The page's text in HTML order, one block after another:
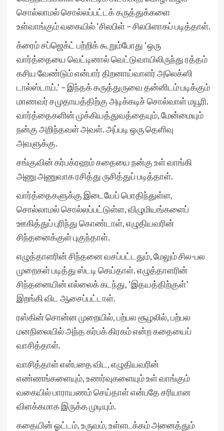
சொல்லாமல் சொல்லப்பட்டக் கருத்துக்களை
உள்வாங்கும் வகையில் ‘சிலபிள் – சிலபிளாகப் படித்தாள்.
க்ரைம் சப்ஜெக்ட் பற்றிக் கூறும்போது ‘ஒரு
வார்த்தையை வெட்டினால் வெட்டுவாயிலிருந்து ரத்தம்
கசிய வேண்டும் என்பார் திறனாய்வாளர் அலெக்ஸி
டால்ஸ்டாய்.’ – இந்தக் கருத்துருவை தன்னிடம் படிக்கும்
மாணவர் சமுதாயத்திற்கு அடிக்கடிச் சொல்வாள் மயூரி.
வார்த்தைகளின் முக்கியத்துவத்தையும், மேன்மையும்
நன்கு அறிந்தவள் அவள். அப்படி ஒரு தெளிவு
அவளுக்கு.
சங்குவின் கர்பக்ரஹம் கதையை நன்கு உள் வாங்கி
அணு அணுவாக ரசித்து ருசித்துப் படித்தாள்.
வார்த்தைகளுக்கு இடையேப் பொதிந்துள்ள,
சொல்லாமல் சொல்லப்பட்டுள்ள, விழுமியங்களைப்
ஊகித்துப் புரிந்து கொண்டாள், எழுதியவரின்
சிந்தனைக்குள் புகுந்தாள்.
எழுத்தாளரின் சிந்தனை வசப்பட்டதும், மேலும் சில-பல
முறைகள் படித்து ஸ்டடி செய்தாள். எழுத்தாளரின்
சிந்தனையின் எல்லைக் கடந்து, ‘இதயத்திற்குள்’
இறங்கி விட ஆசைப்பட்டாள்.
ரஸ்கின் சொன்ன முறையில், பற்பல சூழலில், பற்பல
மனநிலையில் அந்த கர்பக் கிரகம் என்ற கதையைப்
வாசித்தாள்.
வாசித்தாள் என்பதை விட, எழுதியவரின்
எண்ணங்களையும், உணர்வுகளையும் உள் வாங்கும்
வகையில் பாராயணம் செய்தாள் என்பதே சரியான
விளக்கமாக இருக்க முடியும்.
கதையின் ஓட்டம், உருவம், உள்ளடக்கம் அனைத்தும்